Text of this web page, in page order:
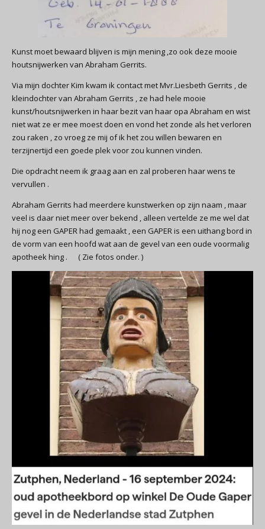
Kunst moet bewaard blijven is mijn mening ,zo ook deze mooie
houtsnijwerken van Abraham Gerrits.
Via mijn dochter Kim kwam ik contact met Mvr.Liesbeth Gerrits , de
kleindochter van Abraham Gerrits , ze had hele mooie
kunst/houtsnijwerken in haar bezit van haar opa Abraham en wist
niet wat ze er mee moest doen en vond het zonde als het verloren
zou raken , zo vroeg ze mij of ik het zou willen bewaren en
terzijnertijd een goede plek voor zou kunnen vinden.
Die opdracht neem ik graag aan en zal proberen haar wens te
vervullen .
Abraham Gerrits had meerdere kunstwerken op zijn naam , maar
veel is daar niet meer over bekend , alleen vertelde ze me wel dat
hij nog een GAPER had gemaakt , een GAPER is een uithang bord in
de vorm van een hoofd wat aan de gevel van een oude voormalig
apotheek hing . ( Zie fotos onder. )